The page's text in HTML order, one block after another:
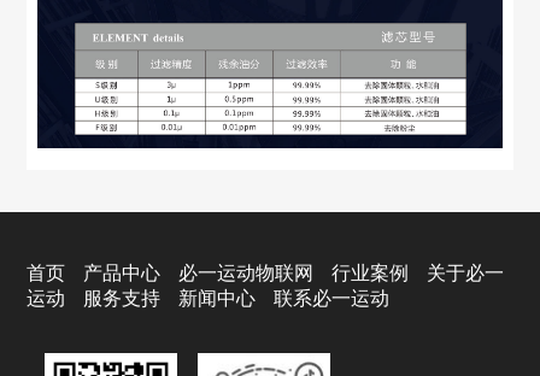
首页 产品中心 必一运动物联网 行业案例
关于必一
运动
服务支持 新闻中心 联系必一运动